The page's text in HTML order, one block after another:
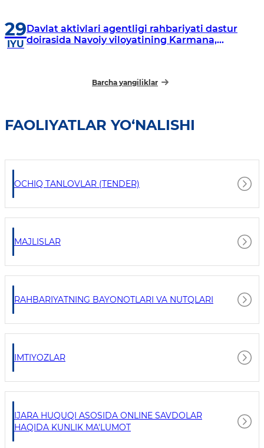
29
IYU
Davlat aktivlari agentligi rahbariyati dastur
doirasida Navoiy viloyatining Karmana,
Barcha yangiliklar
FAOLIYATLAR YO‘NALISHI
OCHIQ TANLOVLAR (TENDER)
MAJLISLAR
RAHBARIYATNING BAYONOTLARI VA NUTQLARI
IMTIYOZLAR
IJARA HUQUQI ASOSIDA ONLINE SAVDOLAR
HAQIDA KUNLIK MA'LUMOT